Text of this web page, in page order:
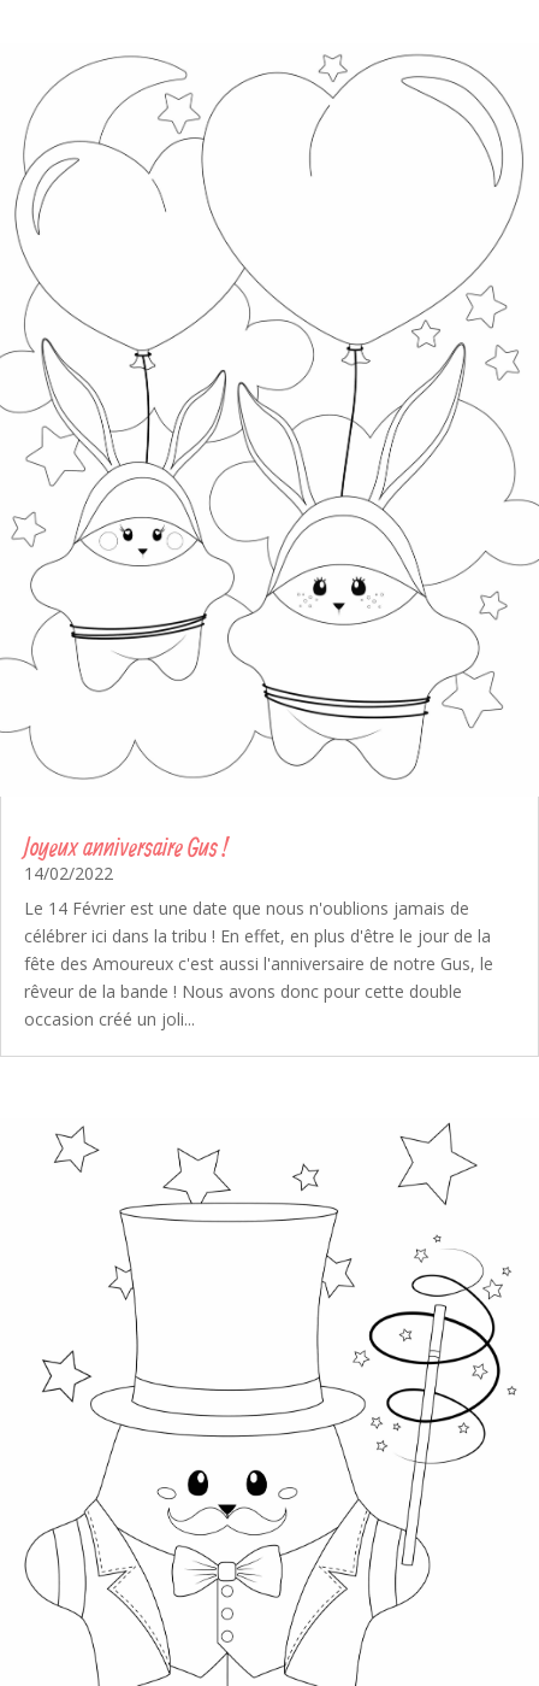
Joyeux anniversaire Gus !
14/02/2022
Le 14 Février est une date que nous n'oublions jamais de
célébrer ici dans la tribu ! En effet, en plus d'être le jour de la
fête des Amoureux c'est aussi l'anniversaire de notre Gus, le
rêveur de la bande ! Nous avons donc pour cette double
occasion créé un joli...